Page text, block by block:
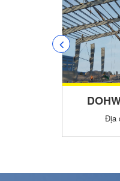
Địa